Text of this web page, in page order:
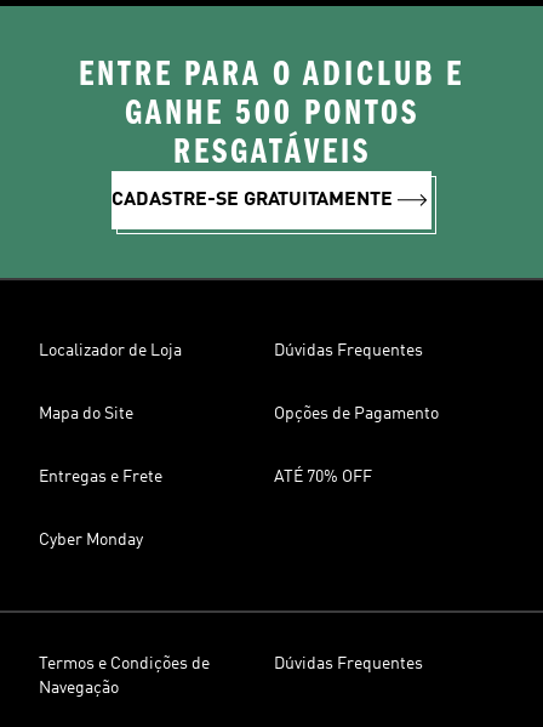
ENTRE PARA O ADICLUB E
GANHE 500 PONTOS
RESGATÁVEIS
CADASTRE-SE GRATUITAMENTE
Localizador de Loja Dúvidas Frequentes
Mapa do Site Opções de Pagamento
Entregas e Frete ATÉ 70% OFF
Cyber Monday
Termos e Condições de
Navegação
Dúvidas Frequentes